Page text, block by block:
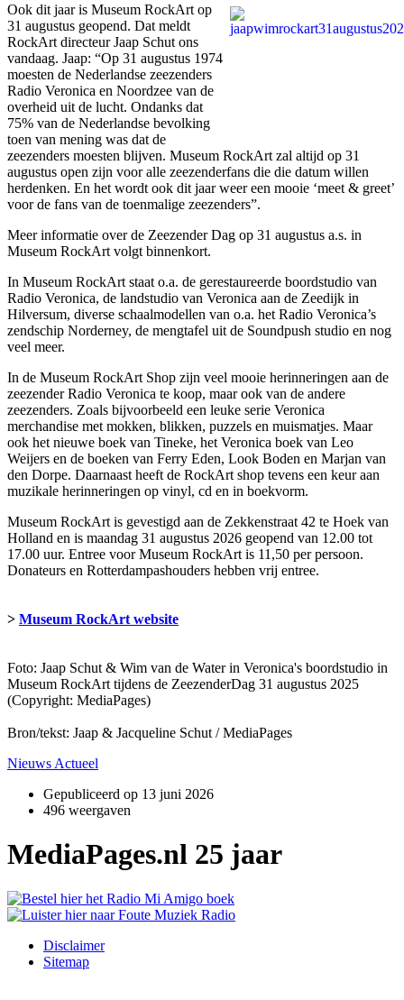
Ook dit jaar is Museum RockArt op
31 augustus geopend. Dat meldt
RockArt directeur Jaap Schut ons
vandaag. Jaap: “Op 31 augustus 1974
moesten de Nederlandse zeezenders
Radio Veronica en Noordzee van de
overheid uit de lucht. Ondanks dat
75% van de Nederlandse bevolking
toen van mening was dat de
zeezenders moesten blijven. Museum RockArt zal altijd op 31
augustus open zijn voor alle zeezenderfans die die datum willen
herdenken. En het wordt ook dit jaar weer een mooie ‘meet & greet’
voor de fans van de toenmalige zeezenders”.
Meer informatie over de Zeezender Dag op 31 augustus a.s. in
Museum RockArt volgt binnenkort.
In Museum RockArt staat o.a. de gerestaureerde boordstudio van
Radio Veronica, de landstudio van Veronica aan de Zeedijk in
Hilversum, diverse schaalmodellen van o.a. het Radio Veronica’s
zendschip Norderney, de mengtafel uit de Soundpush studio en nog
veel meer.
In de Museum RockArt Shop zijn veel mooie herinneringen aan de
zeezender Radio Veronica te koop, maar ook van de andere
zeezenders. Zoals bijvoorbeeld een leuke serie Veronica
merchandise met mokken, blikken, puzzels en muismatjes. Maar
ook het nieuwe boek van Tineke, het Veronica boek van Leo
Weijers en de boeken van Ferry Eden, Look Boden en Marjan van
den Dorpe. Daarnaast heeft de RockArt shop tevens een keur aan
muzikale herinneringen op vinyl, cd en in boekvorm.
Museum RockArt is gevestigd aan de Zekkenstraat 42 te Hoek van
Holland en is maandag 31 augustus 2026 geopend van 12.00 tot
17.00 uur. Entree voor Museum RockArt is 11,50 per persoon.
Donateurs en Rotterdampashouders hebben vrij entree.
> Museum RockArt website
Foto: Jaap Schut & Wim van de Water in Veronica's boordstudio in
Museum RockArt tijdens de ZeezenderDag 31 augustus 2025
(Copyright: MediaPages)
Bron/tekst: Jaap & Jacqueline Schut / MediaPages
Nieuws Actueel
Gepubliceerd op 13 juni 2026
496 weergaven
MediaPages.nl 25 jaar
Disclaimer
Sitemap